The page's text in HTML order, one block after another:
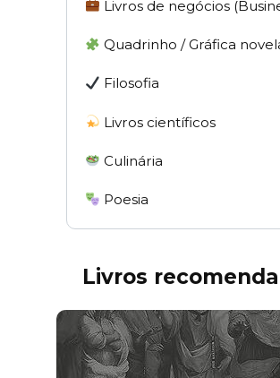
Livros de negócios
Quadrinho / Gráfica
Filosofia
Livros científicos
Culinária
Poesia
Livros